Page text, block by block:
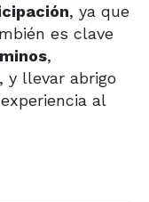
, ya que
es clave
,
y llevar abrigo
al